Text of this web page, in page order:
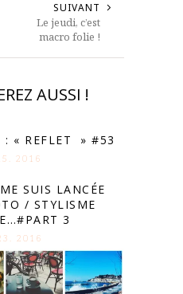
SUIVANT
Le jeudi, c’est
macro folie !
AUSSI !
: « REFLET » #53
2016
SUIS LANCÉE
/ STYLISME
3
2016